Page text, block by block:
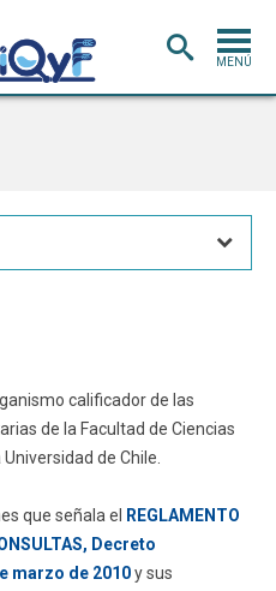
MENÚ
Egresados
calificador de las
de la Facultad de Ciencias
de Chile.
que señala el
REGLAMENTO
Decreto
marzo de 2010y sus